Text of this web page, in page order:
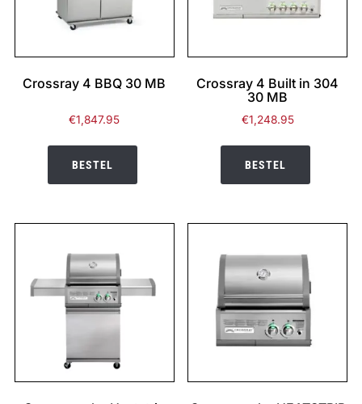
Crossray 4 BBQ 30 MB
€1,847.95
BESTEL
Crossray 4 Built in 304
30 MB
€1,248.95
BESTEL